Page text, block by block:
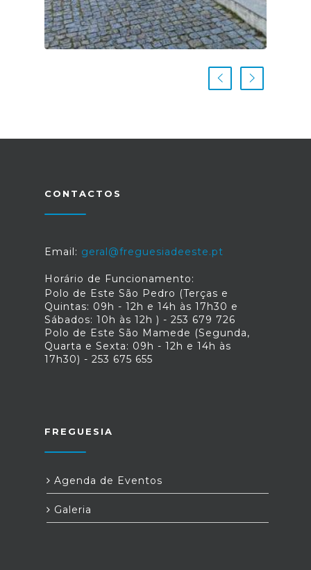
CONTACTOS
Email: geral@freguesiadeeste.pt
Horário de Funcionamento:
Polo de Este São Pedro (Terças e
Quintas: 09h - 12h e 14h às 17h30 e
Sábados: 10h às 12h ) - 253 679 726
Polo de Este São Mamede (Segunda,
Quarta e Sexta: 09h - 12h e 14h às
17h30) - 253 675 655
FREGUESIA
Agenda de Eventos
Galeria